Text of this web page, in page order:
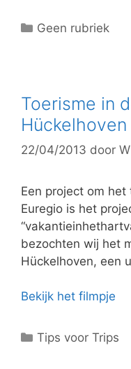
C
g
o
r
i
ë
n
Geen rubriek
Toerisme in
Hückelhoven
22/04/2013 door
Een project om
Euregio is het
bezochten wij het
Hückelhoven, een
Bekijk het filmpje
C
Tips voor Trips